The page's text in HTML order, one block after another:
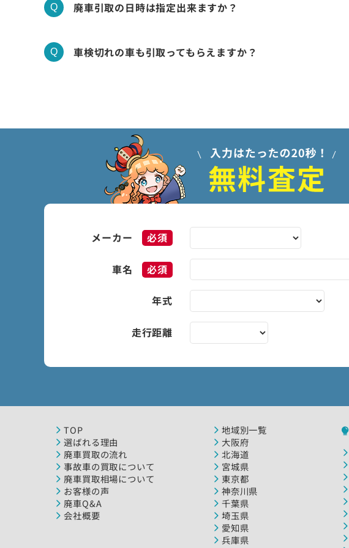
廃車引取の日時は指定出来ますか？
車検切れの車も引取ってもらえますか？
メーカー 必須
車名 必須
年式
走行距離
TOP
選ばれる理由
廃車買取の流れ
事故車の買取について
廃車買取相場について
お客様の声
廃車Q&A
会社概要
地域別一覧
大阪府
北海道
宮城県
東京都
神奈川県
千葉県
埼玉県
愛知県
兵庫県